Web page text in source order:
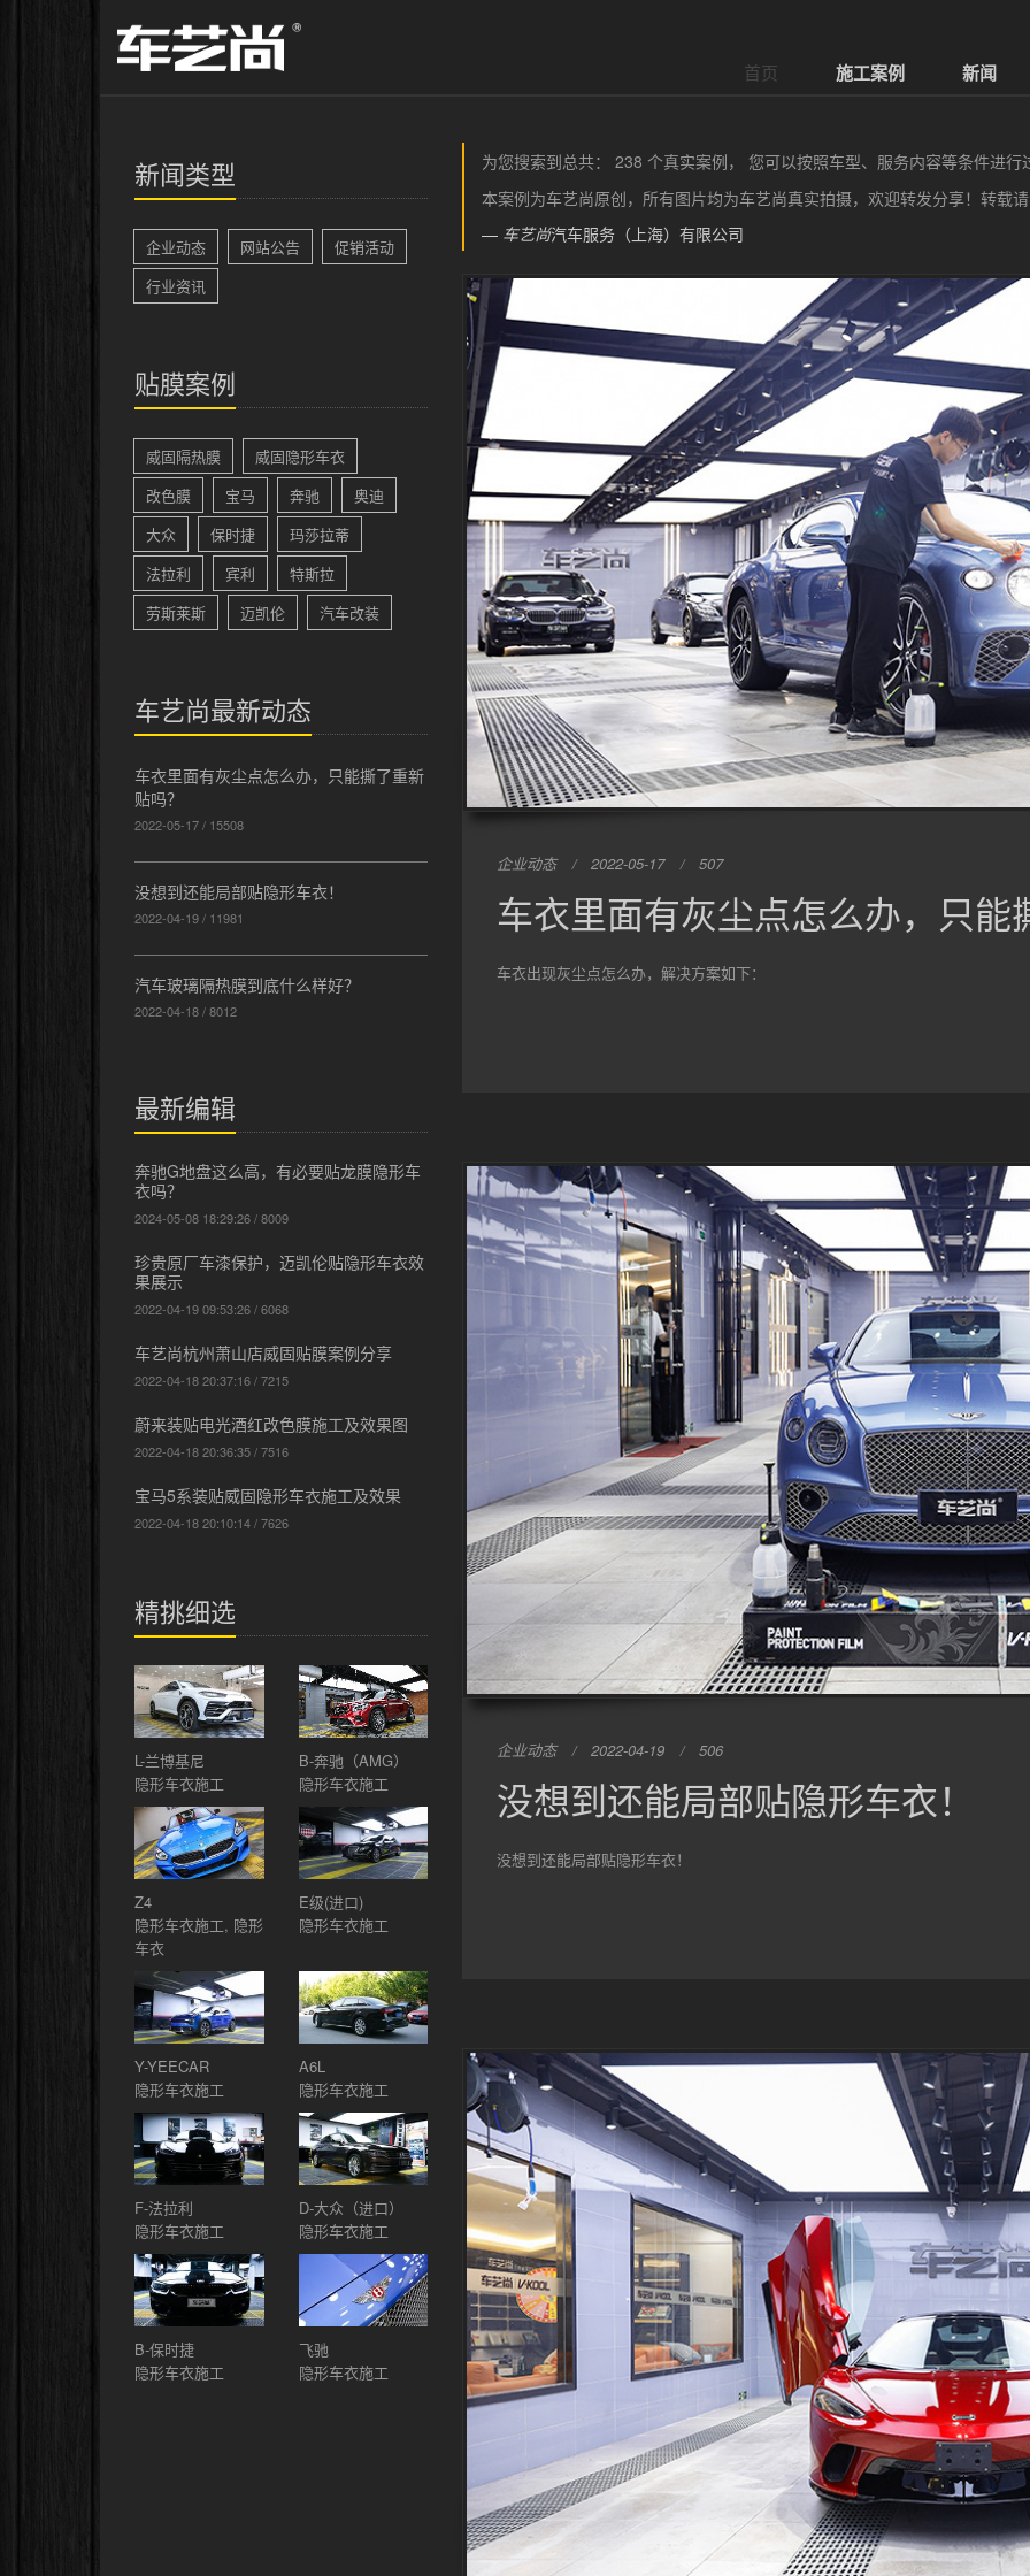
首页 施工案例 新闻
新闻类型
企业动态 网站公告
促销活动
行业资讯
贴膜案例
威固隔热膜
威固隐形车衣
改色膜
宝马 奔驰
奥迪
大众
保时捷
玛莎拉蒂
法拉利
宾利
特斯拉
劳斯莱斯
迈凯伦 汽车改装
车艺尚最新动态
车衣里面有灰尘点怎么办，只能撕了重新
贴吗？
2022-05-17 / 15508
没想到还能局部贴隐形车衣！
2022-04-19 / 11981
汽车玻璃隔热膜到底什么样好？
2022-04-18 / 8012
最新编辑
奔驰G地盘这么高，有必要贴龙膜隐形车
衣吗？
2024-05-08 18:29:26 / 8009
珍贵原厂车漆保护，迈凯伦贴隐形车衣效
果展示
2022-04-19 09:53:26 / 6068
车艺尚杭州萧山店威固贴膜案例分享
2022-04-18 20:37:16 / 7215
蔚来装贴电光酒红改色膜施工及效果图
2022-04-18 20:36:35 / 7516
宝马5系装贴威固隐形车衣施工及效果
2022-04-18 20:10:14 / 7626
精挑细选
L-兰博基尼
隐形车衣施工
B-奔驰（AMG）
隐形车衣施工
Z4
隐形车衣施工, 隐形
车衣
E级(进口)
隐形车衣施工
Y-YEECAR
隐形车衣施工
A6L
隐形车衣施工
F-法拉利
隐形车衣施工
D-大众（进口）
隐形车衣施工
B-保时捷
隐形车衣施工
飞驰
隐形车衣施工
为您搜索到总共： 238 个真实案例， 您可以按照车型、服务内容等条件进行
本案例为车艺尚原创，所有图片均为车艺尚真实拍摄，欢迎转发分享！转载
车艺尚汽车服务（上海）有限公司
企业动态 2022-05-17 507
车衣里面有灰尘点怎么办，只能
车衣出现灰尘点怎么办，解决方案如下：
企业动态 2022-04-19 506
没想到还能局部贴隐形车衣！
没想到还能局部贴隐形车衣！